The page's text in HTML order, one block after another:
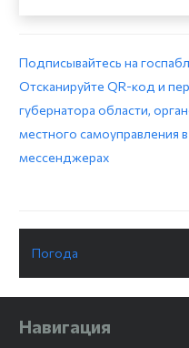
Подписывайтесь на
Отсканируйте QR-код и
губернатора области,
местного самоуправления
мессенджерах
Погода
Навигация